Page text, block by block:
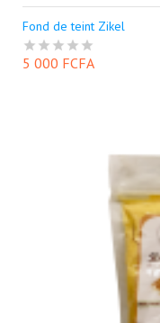
Fond de teint Zikel
5 000 FCFA